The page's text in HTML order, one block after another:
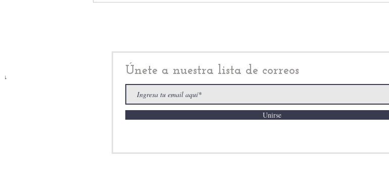
seguridad?
Villegas
Únete a nuestra lista de correos
Unirse
i